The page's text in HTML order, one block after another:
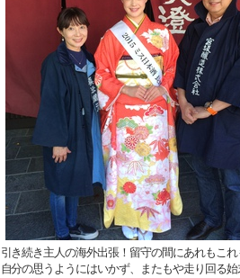
引き続き主人の海外出張！留守の間にあれもこ
自分の思うようにはいかず、またもや走り回る始